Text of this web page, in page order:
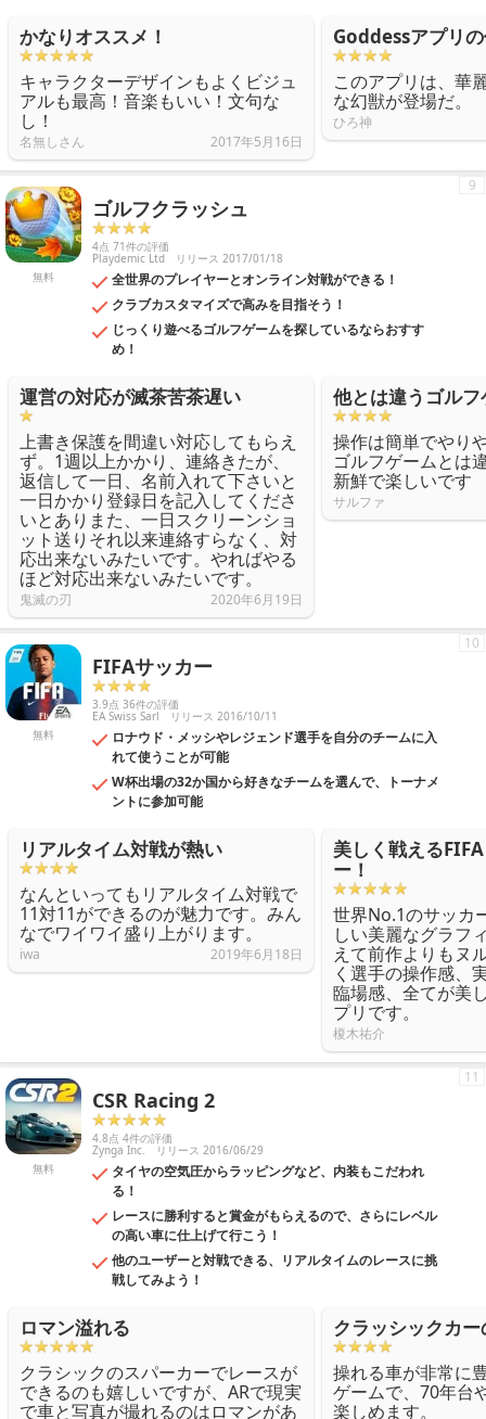
かなりオススメ！
キャラクターデザインもよくビジュ
アルも最高！音楽もいい！文句な
し！
名無しさん 2017年5月16日
Goddessアプリ
このアプリは、華
な幻獣が登場だ。
ひろ神
無料
ゴルフクラッシュ
4点 71件の評価
Playdemic Ltd リリース 2017/01/18
全世界のプレイヤーとオンライン対戦ができる！
クラブカスタマイズで高みを目指そう！
じっくり遊べるゴルフゲームを探しているならおすす
め！
9
運営の対応が滅茶苦茶遅い
上書き保護を間違い対応してもらえ
ず。1週以上かかり、連絡きたが、
返信して一日、名前入れて下さいと
一日かかり登録日を記入してくださ
いとありまた、一日スクリーンショ
ット送りそれ以来連絡すらなく、対
応出来ないみたいです。やればやる
ほど対応出来ないみたいです。
鬼滅の刃 2020年6月19日
他とは違うゴルフ
操作は簡単でやり
ゴルフゲームとは
新鮮で楽しいです
サルファ
無料
FIFAサッカー
3.9点 36件の評価
EA Swiss Sarl リリース 2016/10/11
ロナウド・メッシやレジェンド選手を自分のチームに入
れて使うことが可能
W杯出場の32か国から好きなチームを選んで、トーナメ
ントに参加可能
10
リアルタイム対戦が熱い
なんといってもリアルタイム対戦で
11対11ができるのが魅力です。みん
なでワイワイ盛り上がります。
iwa 2019年6月18日
美しく戦える
ー！
世界No.1のサッカ
しい美麗なグラフ
えて前作よりもヌ
く選手の操作感、
臨場感、全てが美
プリです。
榎木祐介
無料
CSR Racing 2
4.8点 4件の評価
Zynga Inc. リリース 2016/06/29
タイヤの空気圧からラッピングなど、内装もこだわれ
る！
レースに勝利すると賞金がもらえるので、さらにレベル
の高い車に仕上げて行こう！
他のユーザーと対戦できる、リアルタイムのレースに挑
戦してみよう！
11
ロマン溢れる
クラシックのスパーカーでレースが
できるのも嬉しいですが、ARで現実
で車と写真が撮れるのはロマンがあ
クラッシックカ
操れる車が非常に
ゲームで、70年台
楽しめます。